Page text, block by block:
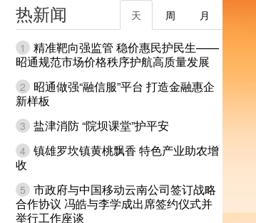
热新闻 月
周
天
1
精准靶向强监管 稳价惠民护民生——
昭通规范市场价格秩序护航高质量发展
2
昭通做强“融信服”平台 打造金融惠企
新样板
3 盐津消防 “院坝课堂”护平安
4 镇雄罗坎镇黄桃飘香 特色产业助农增
收
5 市政府与中国移动云南公司签订战略
合作协议 冯皓与李学成出席签约仪式并
举行工作座谈